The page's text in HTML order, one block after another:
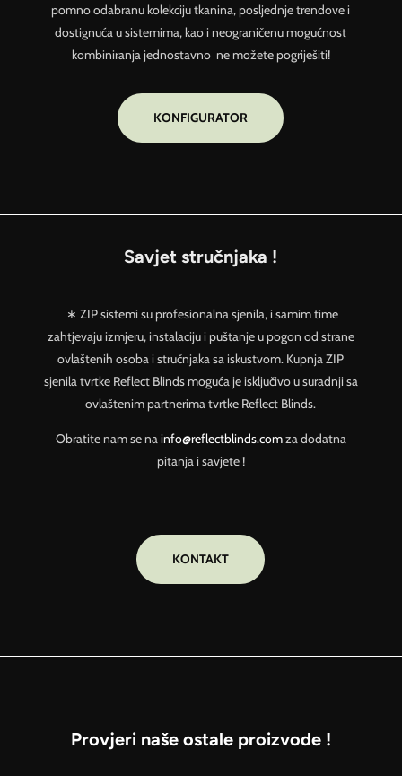
pomno odabranu kolekciju tkanina, posljednje trendove i
dostignuća u sistemima, kao i neograničenu mogućnost
kombiniranja jednostavno ne možete pogriješiti!
KONFIGURATOR
Savjet stručnjaka !
∗ ZIP sistemi su profesionalna sjenila, i samim time
zahtjevaju izmjeru, instalaciju i puštanje u pogon od strane
ovlaštenih osoba i stručnjaka sa iskustvom. Kupnja ZIP
sjenila tvrtke Reflect Blinds moguća je isključivo u suradnji sa
ovlaštenim partnerima tvrtke Reflect Blinds.
Obratite nam se nainfo@reflectblinds.comza dodatna
pitanja i savjete !
KONTAKT
Provjeri naše ostale proizvode !